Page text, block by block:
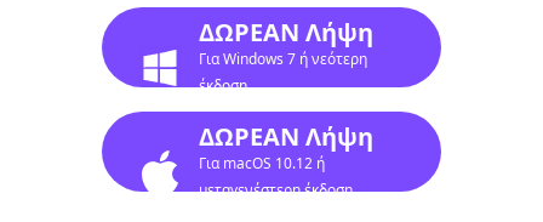
ΔΩΡΕΑΝ Λήψη
Για Windows 7 ή νεότερη
έκδοση
ΔΩΡΕΑΝ Λήψη
Για macOS 10.12 ή
μεταγενέστερη έκδοση